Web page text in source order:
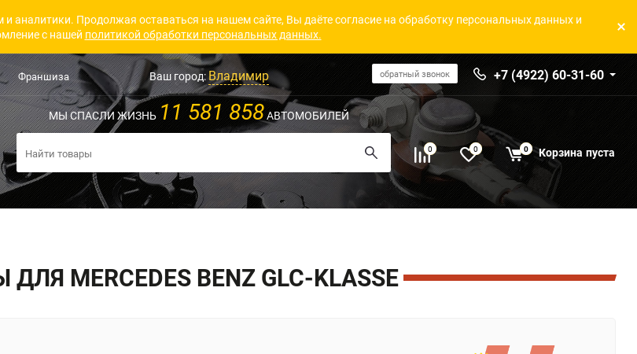
Продолжая оставаться на нашем сайте, Вы даёте согласие на обработку персональных данных и
с нашей политикой обработки персональных данных.
Франшиза Ваш город:Владимир обратный звонок +7 (4922) 60-31-60
МЫ СПАСЛИ ЖИЗНЬ 11 581 858АВТОМОБИЛЕЙ
0 0 0 Корзина пуста
MERCEDES BENZ GLC-KLASSE